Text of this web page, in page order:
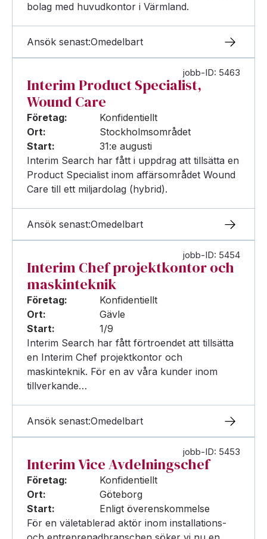
bolag med huvudkontor i Värmland.
Ansök senast:Omedelbart
jobb-ID: 5463
Interim Product Specialist,
Wound Care
Företag:
Konfidentiellt
Ort:
Stockholmsområdet
Start:
31:e augusti
Interim Search har fått i uppdrag att tillsätta en
Product Specialist inom affärsområdet Wound
Care till ett miljardolag (hybrid).
Ansök senast:Omedelbart
jobb-ID: 5454
Interim Chef projektkontor och
maskinteknik
Företag:
Konfidentiellt
Ort:
Gävle
Start:
1/9
Interim Search har fått förtroendet att tillsätta
en Interim Chef projektkontor och
maskinteknik. För en av våra kunder inom
tillverkande…
Ansök senast:Omedelbart
jobb-ID: 5453
Interim Vice Avdelningschef
Företag:
Konfidentiellt
Ort:
Göteborg
Start:
Enligt överenskommelse
För en väletablerad aktör inom installations-